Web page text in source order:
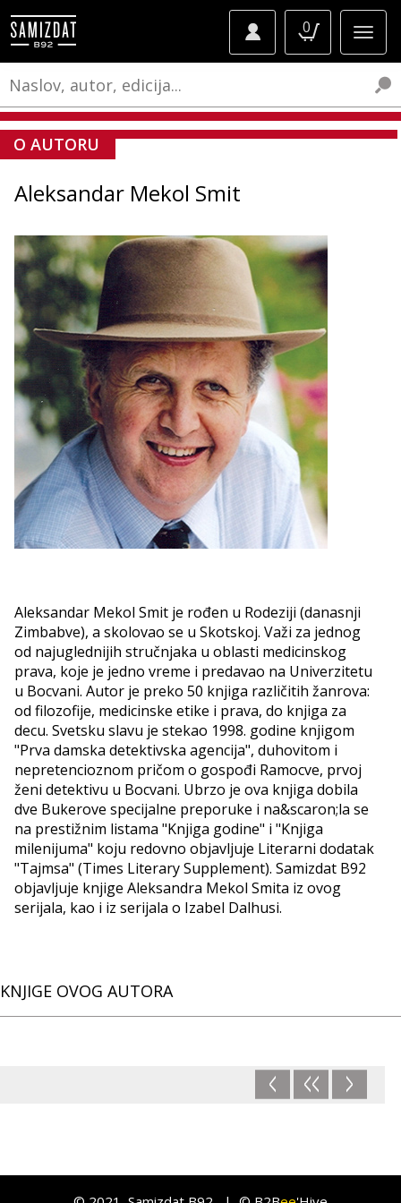
0
O AUTORU
Aleksandar Mekol Smit
Aleksandar Mekol Smit je rođen u Rodeziji (danasnji
Zimbabve), a skolovao se u Skotskoj. Važi za jednog
od najuglednijih stručnjaka u oblasti medicinskog
prava, koje je jedno vreme i predavao na Univerzitetu
u Bocvani. Autor je preko 50 knjiga različitih žanrova:
od filozofije, medicinske etike i prava, do knjiga za
decu. Svetsku slavu je stekao 1998. godine knjigom
"Prva damska detektivska agencija", duhovitom i
nepretencioznom pričom o gospođi Ramocve, prvoj
ženi detektivu u Bocvani. Ubrzo je ova knjiga dobila
dve Bukerove specijalne preporuke i na&scaron;la se
na prestižnim listama "Knjiga godine" i "Knjiga
milenijuma" koju redovno objavljuje Literarni dodatak
"Tajmsa" (Times Literary Supplement). Samizdat B92
objavljuje knjige Aleksandra Mekol Smita iz ovog
serijala, kao i iz serijala o Izabel Dalhusi.
KNJIGE OVOG AUTORA
< << >